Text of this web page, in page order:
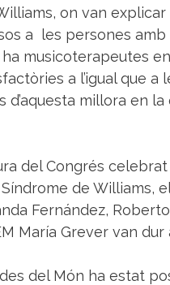
on van
a les persones
musicoterapeutes
a l’igual que a
millora en la
del Congrés
de Williams,
Fernández,
María Grever van
del Món ha estat